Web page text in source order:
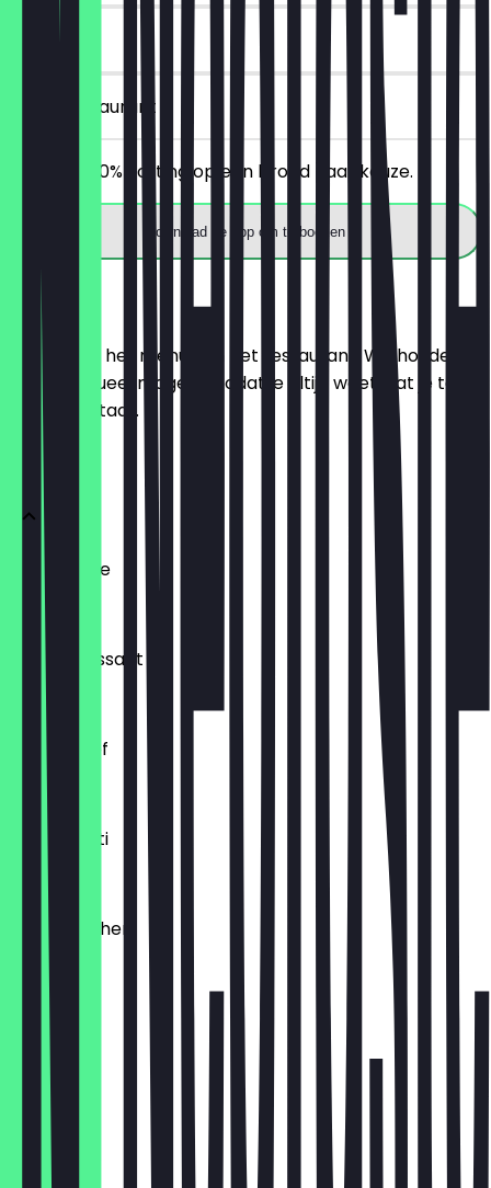
14 dagen
in het restaurant
Ontvang 30% korting op een brood naar keuze.
Download de app om te boeken
Menu
Hier vind je het menu van het restaurant. We houden
het zo actueel mogelijk, zodat je altijd weet wat je te
wachten staat.
BRÖTCHEN
Ofenfrische
€ 0,54
Buttercroissant
€ 1,80
Laugenzopf
Dinkelkrusti
€ 1,10
Käsebrötchen
€ 1,60